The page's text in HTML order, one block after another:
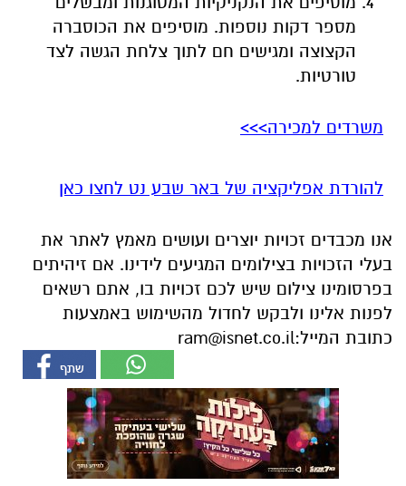
מספר דקות נוספות. מוסיפים את הכוסברה
הקצוצה ומגישים חם לתוך צלחת הגשה לצד
טורטיות.
משרדים למכירה>>>
להורדת אפליקציה של באר שבע נט לחצו כאן
אנו מכבדים זכויות יוצרים ועושים מאמץ לאתר את
בעלי הזכויות בצילומים המגיעים לידינו. אם זיהיתים
בפרסומינו צילום שיש לכם זכויות בו, אתם רשאים
לפנות אלינו ולבקש לחדול מהשימוש באמצעות
כתובת המייל:ram@isnet.co.il